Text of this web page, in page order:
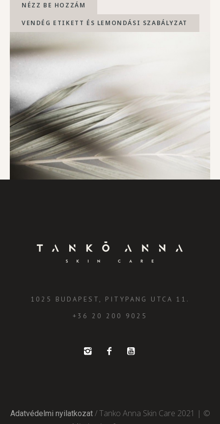
NÉZZ BE HOZZÁM
VENDÉG ETIKETT ÉS LEMONDÁSI SZABÁLYZAT
1025 BUDAPEST, PITYPANG UTCA 11.
+36 20 200 9025
Adatvédelmi nyilatkozat/ Tanko Anna Skin Care 2021 | ©